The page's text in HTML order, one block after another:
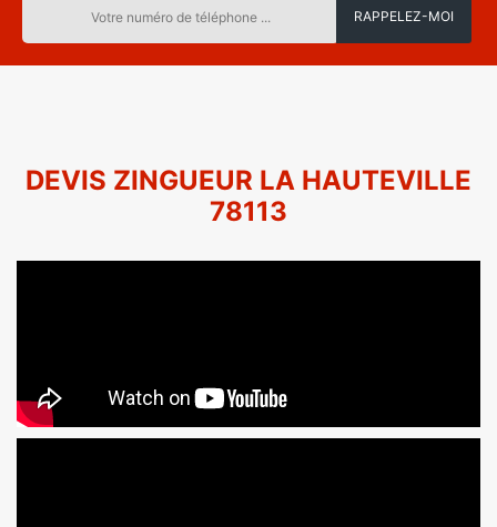
DEVIS ZINGUEUR LA HAUTEVILLE
78113